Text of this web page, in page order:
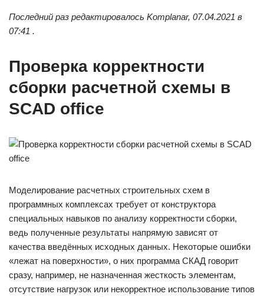
Последний раз редактировалось Komplanar, 07.04.2021 в
07:41 .
Проверка корректности
сборки расчетной схемы в
SCAD office
Моделирование расчетных строительных схем в
программных комплексах требует от конструктора
специальных навыков по анализу корректности сборки,
ведь полученные результаты напрямую зависят от
качества введённых исходных данных. Некоторые ошибки
«лежат на поверхности», о них программа СКАД говорит
сразу, например, не назначенная жесткость элементам,
отсутствие нагрузок или некорректное использование типов